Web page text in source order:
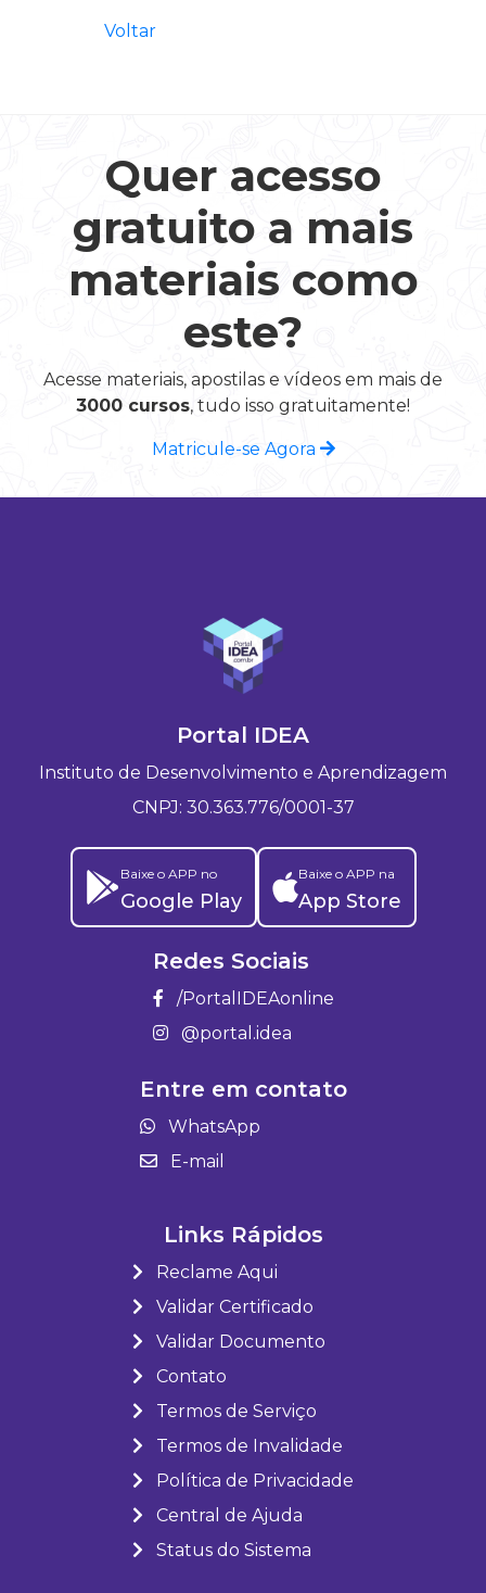
Voltar
Quer acesso
gratuito a mais
materiais como
este?
Acesse materiais, apostilas e vídeos em mais de
3000 cursos, tudo isso gratuitamente!
Matricule-se Agora
Portal IDEA
Instituto de Desenvolvimento e Aprendizagem
CNPJ: 30.363.776/0001-37
Baixe o APP no
Google Play
Baixe o APP na
App Store
Redes Sociais
/PortalIDEAonline
@portal.idea
Entre em contato
WhatsApp
E-mail
Links Rápidos
Reclame Aqui
Validar Certificado
Validar Documento
Contato
Termos de Serviço
Termos de Invalidade
Política de Privacidade
Central de Ajuda
Status do Sistema